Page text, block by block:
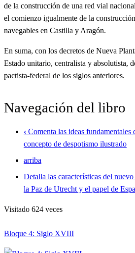
de la construcción de una red vial
el comienzo igualmente de la
navegables en Castilla y Aragón.
En suma, con los decretos de Nueva
Estado unitario, centralista y absolutista,
pactista-federal de los siglos anteriores.
Navegación del libro
‹ Comenta las ideas
concepto de despotismo ilustrado
arriba
Detalla las características del
la Paz de Utrecht y el papel de
Visitado 624 veces
Bloque 4: Siglo XVIII